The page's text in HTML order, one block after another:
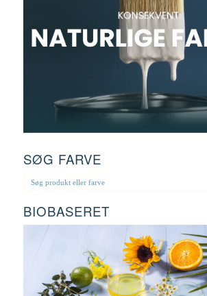
SØG FARVE
BIOBASERET